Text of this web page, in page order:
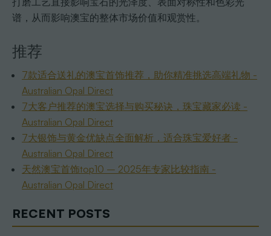
RECENT POSTS
谱，从而影响澳宝的整体市场价值和观赏性。
推荐
7款适合送礼的澳宝首饰推荐，助你精准挑选高端礼物 -
Australian Opal Direct
7大客户推荐的澳宝选择与购买秘诀，珠宝藏家必读 -
Australian Opal Direct
7大银饰与黄金优缺点全面解析，适合珠宝爱好者 -
Australian Opal Direct
天然澳宝首饰top10 – 2025年专家比较指南 -
Australian Opal Direct